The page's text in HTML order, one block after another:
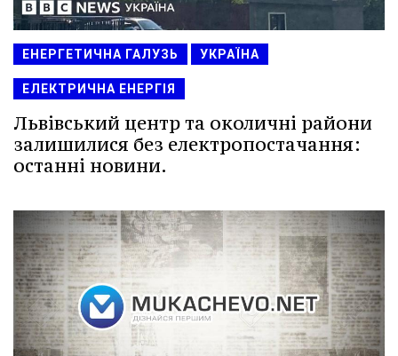
ЕНЕРГЕТИЧНА ГАЛУЗЬ УКРАЇНА
ЕЛЕКТРИЧНА ЕНЕРГІЯ
Львівський центр та околичні райони
залишилися без електропостачання:
останні новини.